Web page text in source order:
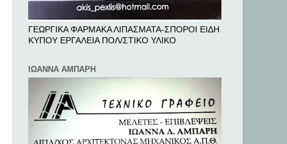
ΓΕΩΡΓΙΚΑ ΦΑΡΜΑΚΑ ΛΙΠΑΣΜΑΤΑ-ΣΠΟΡΟΙ ΕΙΔΗ
ΚΥΠΟΥ ΕΡΓΑΛΕΙΑ ΠΟΛ/ΣΤΙΚΟ ΥΛΙΚΟ
ΙΩΑΝΝΑ ΑΜΠΑΡΗ